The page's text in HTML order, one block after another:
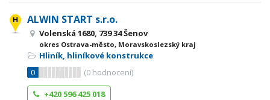
ALWIN START s.r.o.
Volenská 1680, 739 34 Šenov
okres Ostrava-město, Moravskoslezský kraj
Hliník, hliníkové konstrukce
0
(0 hodnocení)
+420 596 425 018